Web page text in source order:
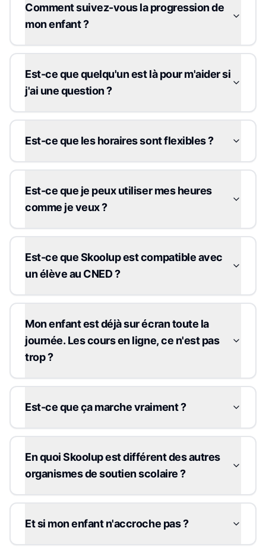
Comment suivez-vous la progression de
mon enfant ?
Est-ce que quelqu'un est là pour m'aider si
j'ai une question ?
Est-ce que les horaires sont flexibles ?
Est-ce que je peux utiliser mes heures
comme je veux ?
Est-ce que Skoolup est compatible avec
un élève au CNED ?
Mon enfant est déjà sur écran toute la
journée. Les cours en ligne, ce n'est pas
trop ?
Est-ce que ça marche vraiment ?
En quoi Skoolup est différent des autres
organismes de soutien scolaire ?
Et si mon enfant n'accroche pas ?